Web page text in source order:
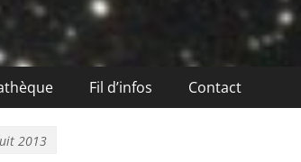
Fil d’infos Contact
2013